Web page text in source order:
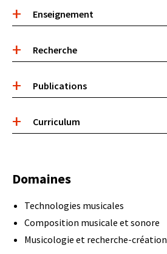
Accordéon
de
Enseignement
Recherche
Publications
Curriculum
Domaines
Technologies musicales
Composition musicale et sonore
Musicologie et recherche-création